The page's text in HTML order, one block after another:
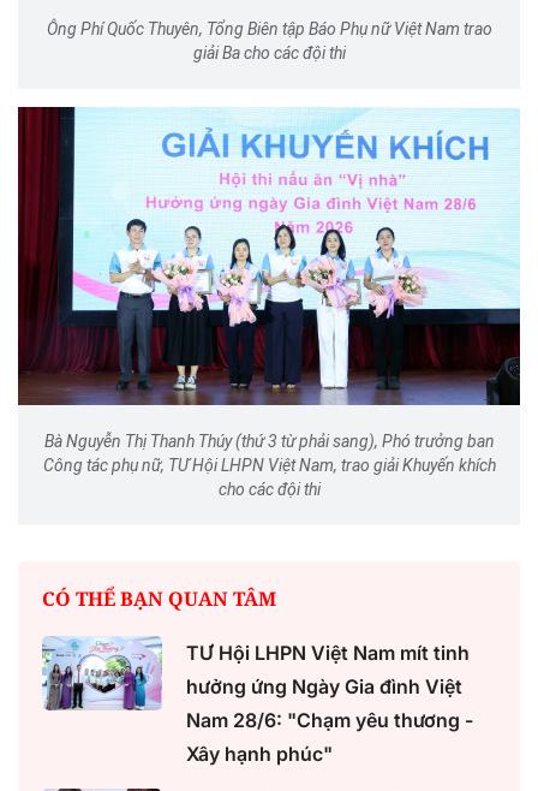
Ông Phí Quốc Thuyên, Tổng Biên tập Báo Phụ nữ Việt Nam trao
giải Ba cho các đội thi
Bà Nguyễn Thị Thanh Thúy (thứ 3 từ phải sang), Phó trưởng ban
Công tác phụ nữ, TƯ Hội LHPN Việt Nam, trao giải Khuyến khích
cho các đội thi
CÓ THỂ BẠN QUAN TÂM
TƯ Hội LHPN Việt Nam mít tinh
hưởng ứng Ngày Gia đình Việt
Nam 28/6: "Chạm yêu thương -
Xây hạnh phúc"